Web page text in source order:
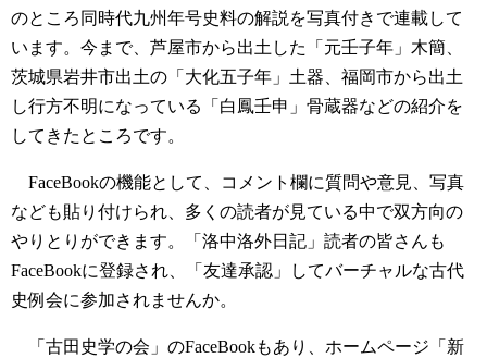
のところ同時代九州年号史料の解説を写真付きで連載して
います。今まで、芦屋市から出土した「元壬子年」木簡、
茨城県岩井市出土の「大化五子年」土器、福岡市から出土
し行方不明になっている「白鳳壬申」骨蔵器などの紹介を
してきたところです。
FaceBookの機能として、コメント欄に質問や意見、写真
なども貼り付けられ、多くの読者が見ている中で双方向の
やりとりができます。「洛中洛外日記」読者の皆さんも
FaceBookに登録され、「友達承認」してバーチャルな古代
史例会に参加されませんか。
「古田史学の会」のFaceBookもあり、ホームページ「新